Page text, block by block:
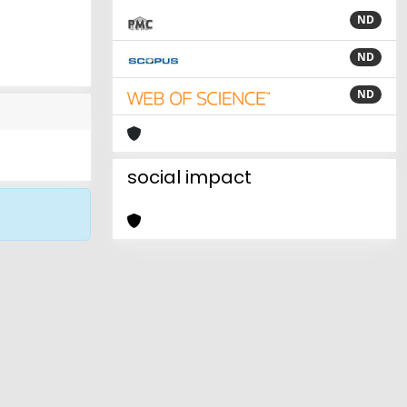
ND
ND
ND
social impact